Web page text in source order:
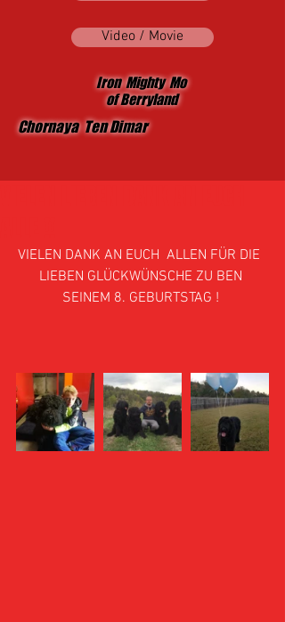
Video / Movie
Iron Mighty Mo
of Berryland
Chornaya Ten Dimar
VIELEN DANK AN EUCH  ALLEN FÜR DIE
LIEBEN GLÜCKWÜNSCHE ZU BEN
SEINEM 8. GEBURTSTAG !